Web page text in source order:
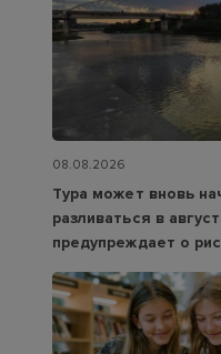
08.08.2026
Тура может вновь
разливаться в
предупреждает о